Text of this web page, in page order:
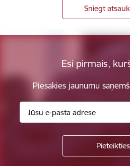
Sniegt
Esi pirmais,
Piesakies jaunumu